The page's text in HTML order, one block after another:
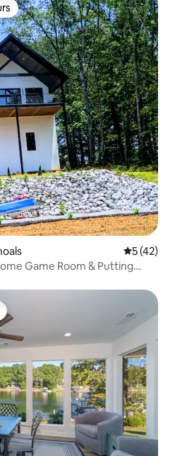
les plus appréciés
5 (42)
Game Room & Putting